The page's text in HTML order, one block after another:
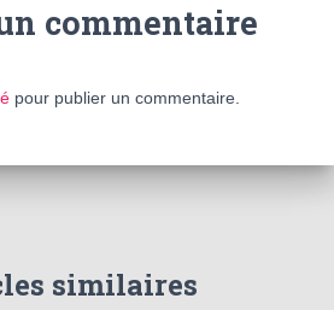
commentaire
pour publier un commentaire.
similaires